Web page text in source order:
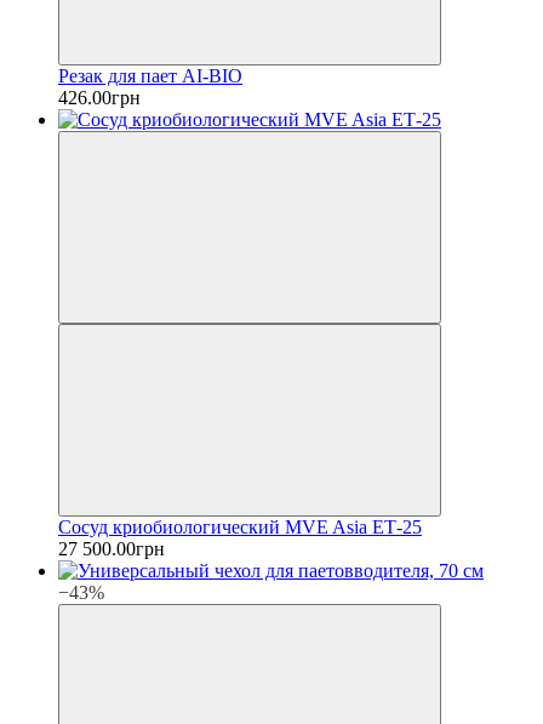
Резак для пает AI-BIO
426.00грн
Сосуд криобиологический MVE Asia ЕТ-25
27 500.00грн
−43%